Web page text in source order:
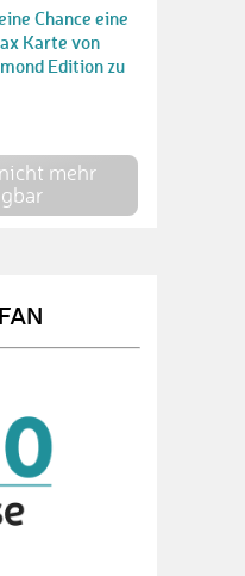
Chance eine
Karte von
Edition zu
mehr